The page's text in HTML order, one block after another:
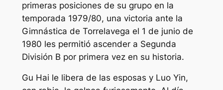
primeras posiciones de su grupo en la
temporada 1979/80, una victoria ante la
Gimnástica de Torrelavega el 1 de junio de
1980 les permitió ascender a Segunda
División B por primera vez en su historia.
Gu Hai le libera de las esposas y Luo Yin,